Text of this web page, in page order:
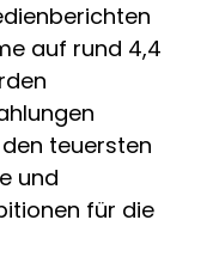
auf rund 4,4
teuersten
und
für die